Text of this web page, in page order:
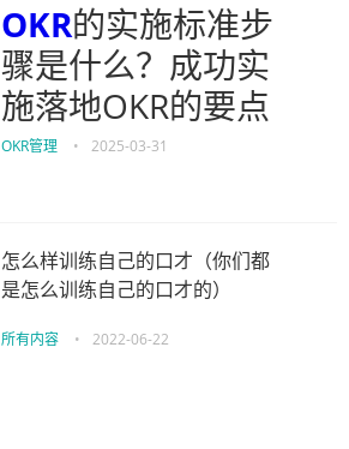
OKR的实施标准步
骤是什么？成功实
施落地OKR的要点
OKR管理 • 2025-03-31
怎么样训练自己的口才（你们都
是怎么训练自己的口才的）
所有内容 • 2022-06-22